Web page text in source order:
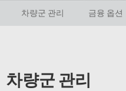
차량군 관리 금융 옵션
차량군 관리